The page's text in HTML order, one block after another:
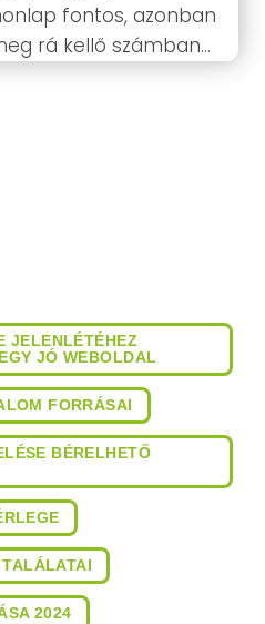
fontos, azonban
rá kellő számban
azaz
JELENLÉTÉHEZ
JÓ WEBOLDAL
FORRÁSAI
BÉRELHETŐ
2024